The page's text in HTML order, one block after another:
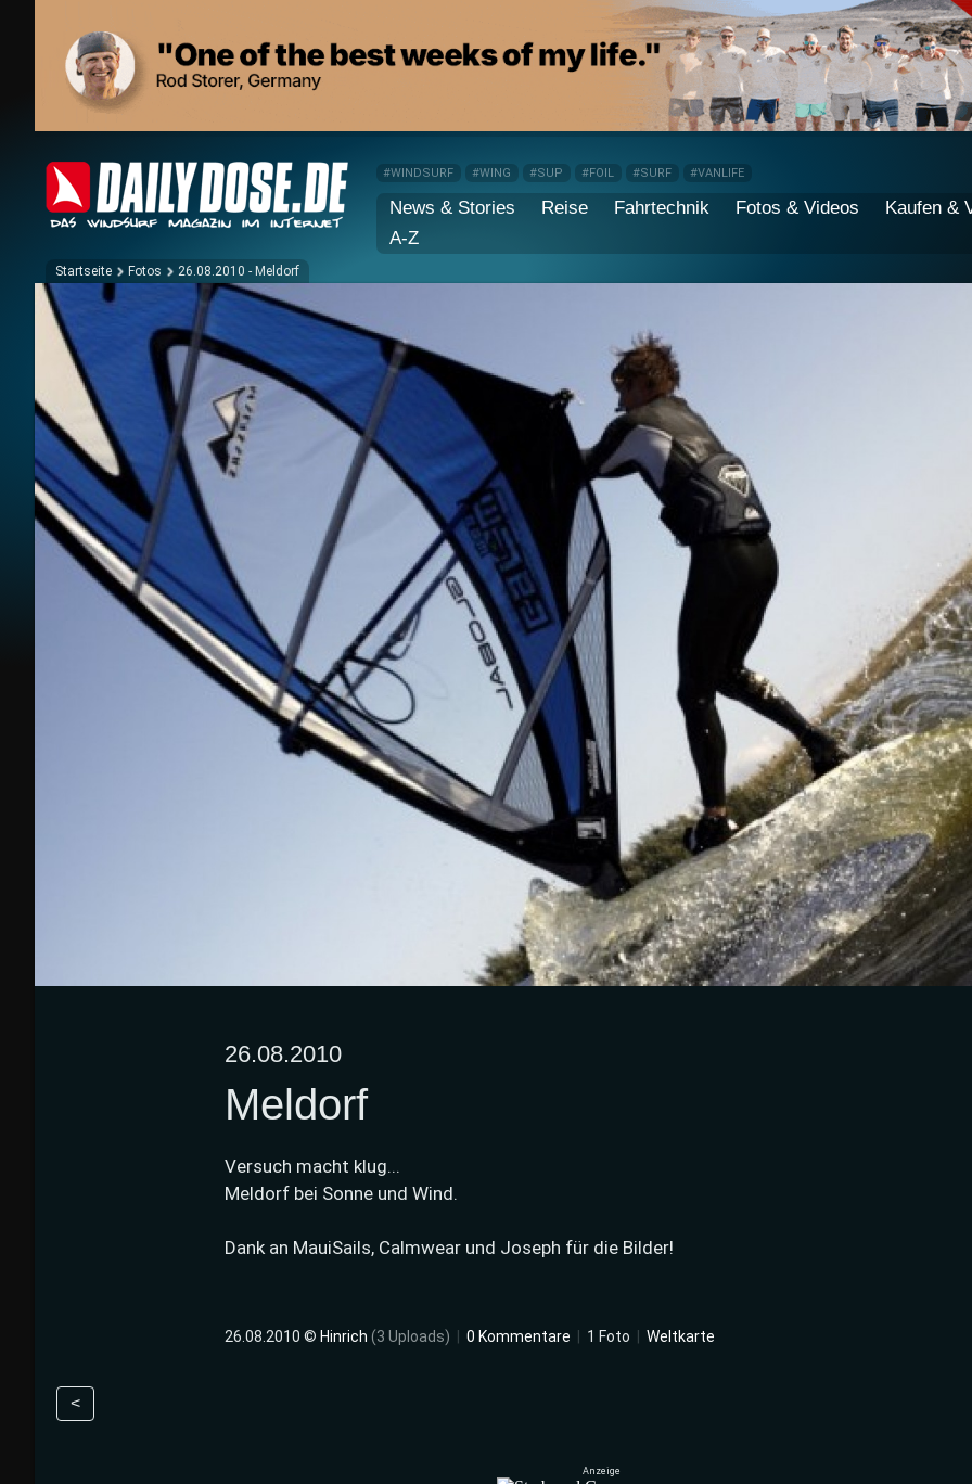
#WINDSURF #WING #SUP #FOIL #SURF #VANLIFE
News & Stories Reise Fahrtechnik Fotos & Videos
Kaufen &
A-Z
Startseite Fotos 26.08.2010 - Meldorf
26.08.2010
Meldorf
Versuch macht klug...
Meldorf bei Sonne und Wind.
Dank an MauiSails, Calmwear und Joseph für die Bilder!
26.08.2010 © Hinrich (3 Uploads) | 0 Kommentare | 1 Foto | Weltkarte
<